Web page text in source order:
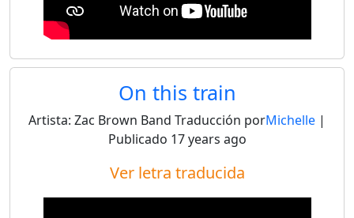
On this train
Artista: Zac Brown Band Traducción porMichelle |
Publicado 17 years ago
Ver letra traducida